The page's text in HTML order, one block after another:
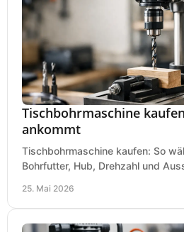
Tischbohrmaschine
ankommt
Tischbohrmaschine kaufen: So
Bohrfutter, Hub, Drehzahl und
25. Mai 2026